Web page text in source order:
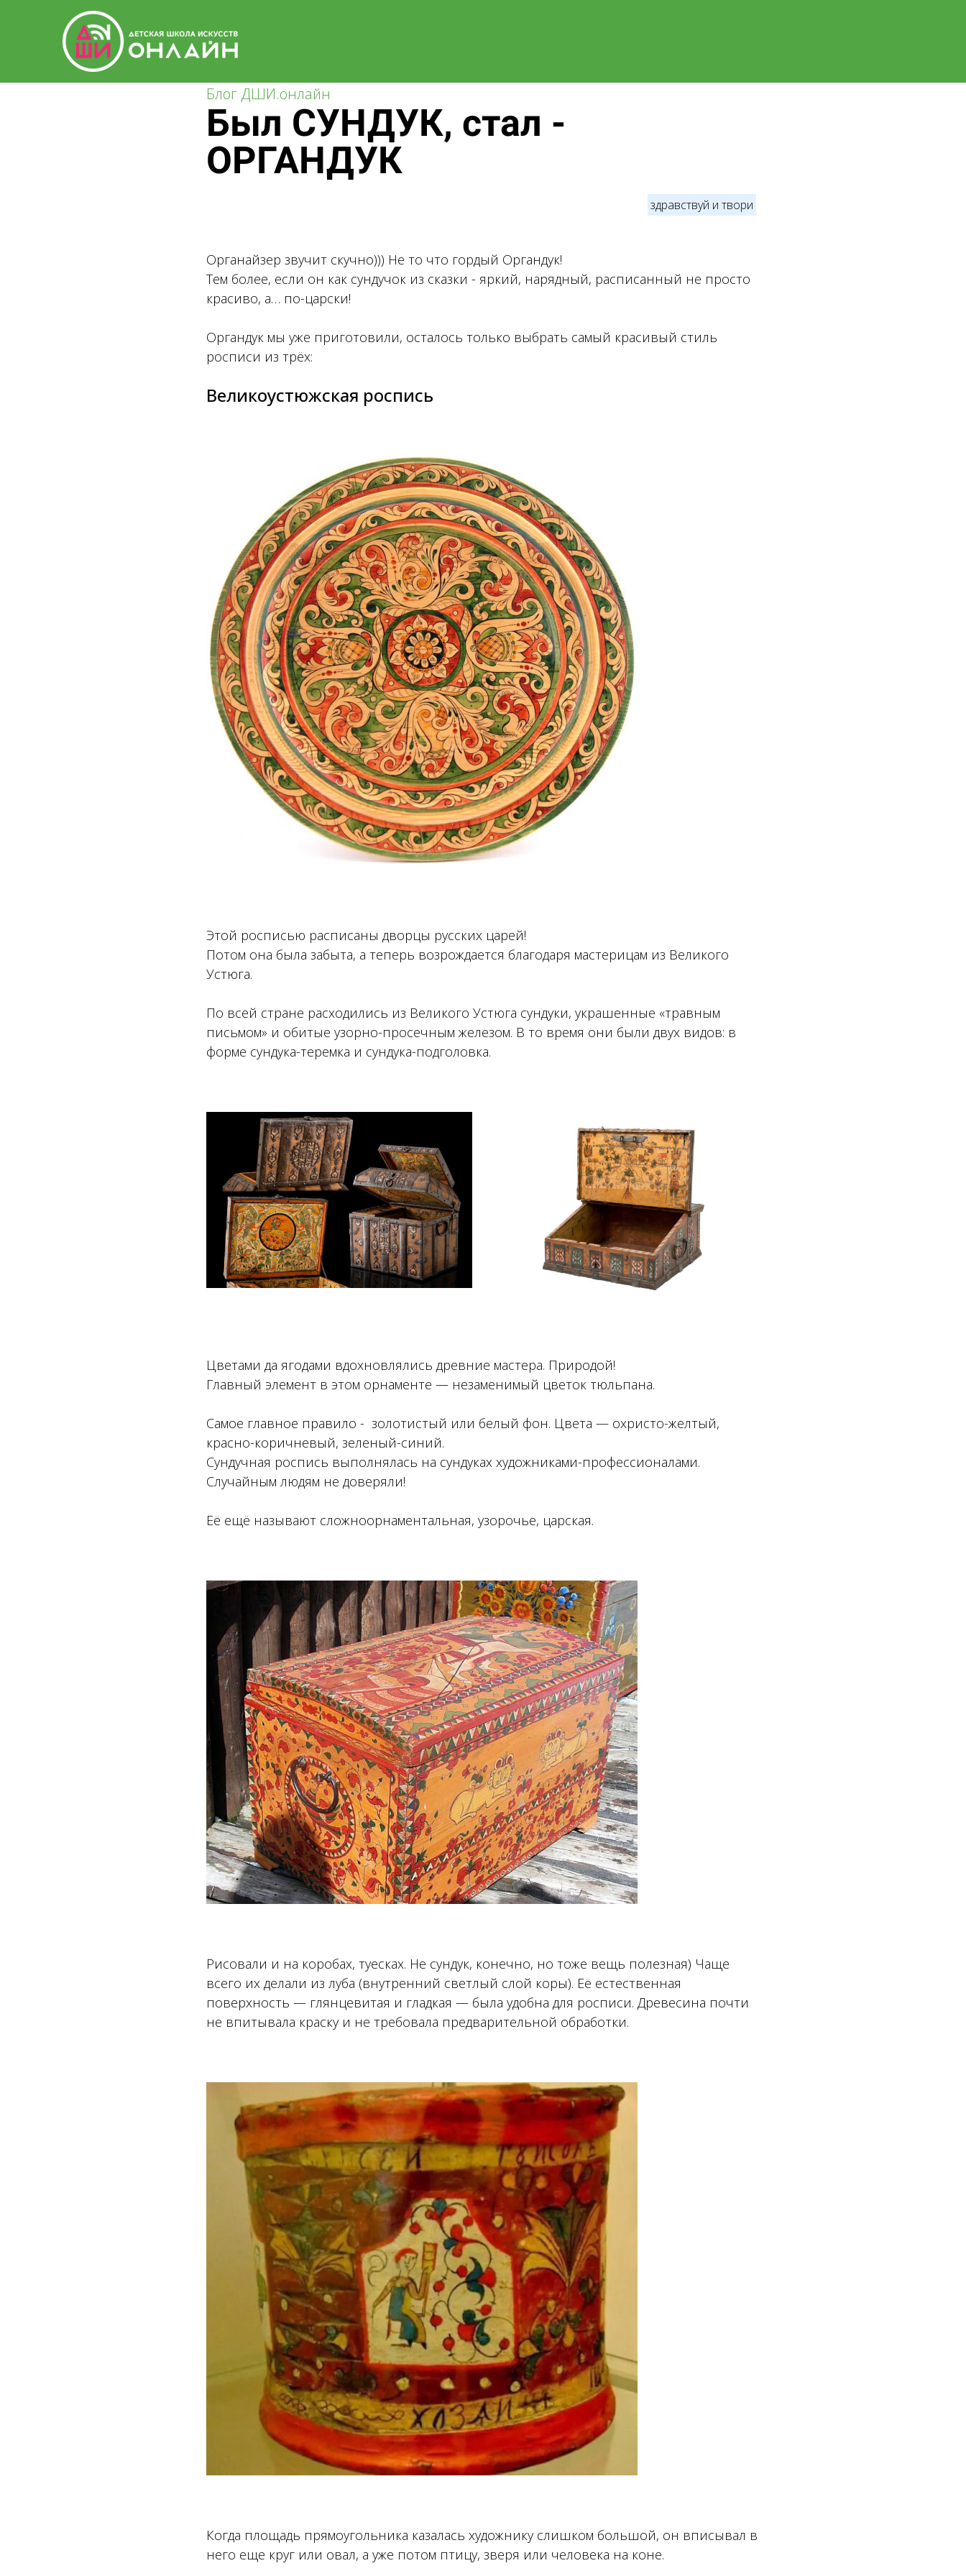
Блог ДШИ.онлайн
Был СУНДУК, стал -
ОРГАНДУК
здравствуй и твори
Органайзер звучит скучно))) Не то что гордый Органдук!
Тем более, если он как сундучок из сказки - яркий, нарядный, расписанный не просто
красиво, а… по-царски!
Органдук мы уже приготовили, осталось только выбрать самый красивый стиль
росписи из трёх:
Великоустюжская роспись
Этой росписью расписаны дворцы русских царей!
Потом она была забыта, а теперь возрождается благодаря мастерицам из Великого
Устюга.
По всей стране расходились из Великого Устюга сундуки, украшенные «травным
письмом» и обитые узорно-просечным железом. В то время они были двух видов: в
форме сундука-теремка и сундука-подголовка.
Цветами да ягодами вдохновлялись древние мастера. Природой!
Главный элемент в этом орнаменте — незаменимый цветок тюльпана.
Самое главное правило - золотистый или белый фон. Цвета — охристо-желтый,
красно-коричневый, зеленый-синий.
Сундучная роспись выполнялась на сундуках художниками-профессионалами.
Случайным людям не доверяли!
Её ещё называют сложноорнаментальная, узорочье, царская.
Рисовали и на коробах, туесках. Не сундук, конечно, но тоже вещь полезная) Чаще
всего их делали из луба (внутренний светлый слой коры). Её естественная
поверхность — глянцевитая и гладкая — была удобна для росписи. Древесина почти
не впитывала краску и не требовала предварительной обработки.
Когда площадь прямоугольника казалась художнику слишком большой, он вписывал в
него еще круг или овал, а уже потом птицу, зверя или человека на коне.